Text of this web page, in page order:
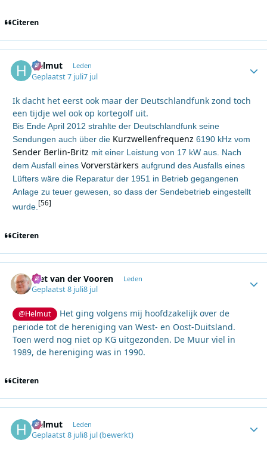
Citeren
Helmut Leden
Geplaatst7 juli7 jul
Ik dacht het eerst ook maar der Deutschlandfunk zond toch
een tijdje wel ook op kortegolf uit.
Bis Ende April 2012 strahlte der Deutschlandfunk seine
Sendungen auch über die Kurzwellenfrequenz 6190 kHz vom
Sender Berlin-Britz mit einer Leistung von 17 kW aus. Nach
dem Ausfall eines Vorverstärkers aufgrund des Ausfalls eines
Lüfters wäre die Reparatur der 1951 in Betrieb gegangenen
Anlage zu teuer gewesen, so dass der Sendebetrieb eingestellt
wurde. [56]
Citeren
Piet van der Vooren Leden
Geplaatst8 juli8 jul
@Helmut
Het ging volgens mij hoofdzakelijk over de
periode tot de hereniging van West- en Oost-Duitsland.
Toen werd nog niet op KG uitgezonden. De Muur viel in
1989, de hereniging was in 1990.
Citeren
Helmut Leden
Geplaatst8 juli8 jul(bewerkt)